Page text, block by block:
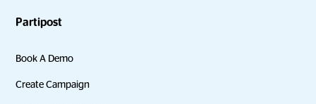
Partipost
Book A Demo
Create Campaign